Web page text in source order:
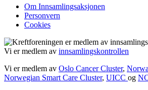
Om Innsamlingsaksjonen
Personvern
Cookies
Vi er medlem av innsamlingskontrollen
Vi er medlem av Oslo Cancer Cluster,
Norwegian Smart Care Cluster, UICC og